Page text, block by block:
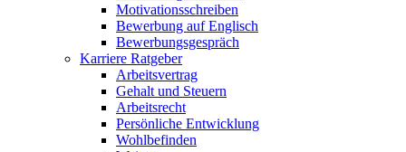
Motivationsschreiben
Bewerbung auf Englisch
Bewerbungsgespräch
Karriere Ratgeber
Arbeitsvertrag
Gehalt und Steuern
Arbeitsrecht
Persönliche Entwicklung
Wohlbefinden